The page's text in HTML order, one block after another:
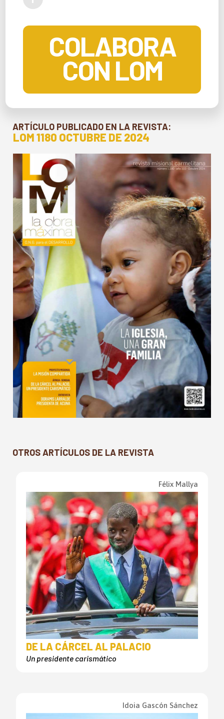
COLABORA
CON LOM
ARTÍCULO PUBLICADO EN LA REVISTA:
LOM 1180 OCTUBRE DE 2024
OTROS ARTÍCULOS DE LA REVISTA
Félix Mallya
DE LA CÁRCEL AL PALACIO
Un presidente carismático
Idoia Gascón Sánchez